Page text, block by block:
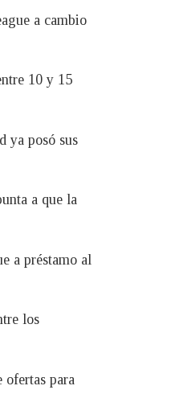
a cambio
10 y 15
ya posó sus
a que la
a préstamo al
los
para